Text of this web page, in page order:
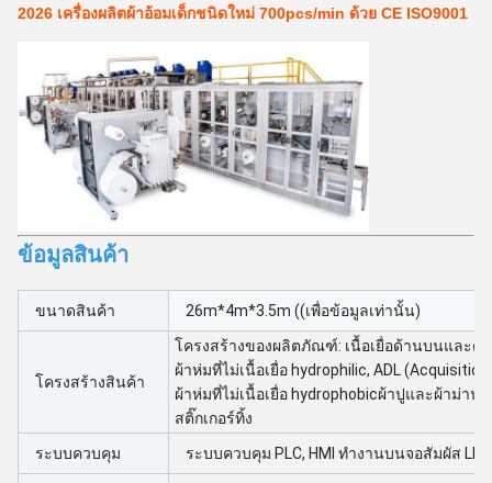
2026 เครื่องผลิตผ้าอ้อมเด็กชนิดใหม่ 700pcs/min ด้วย CE ISO9001
ข้อมูลสินค้า
ขนาดสินค้า 26m*4m*3.5m ((เพื่อข้อมูลเท่านั้น)
โครงสร้างสินค้า
โครงสร้างของผลิตภัณฑ์: เนื้อเยื่อด้านบนและด้า
ผ้าห่มที่ไม่เนื้อเยื่อ hydrophilic, ADL
ผ้าห่มที่ไม่เนื้อเยื่อ hydrophobicผ้าปูและผ้าม่า
สติ๊กเกอร์ทิ้ง
ระบบควบคุม
ระบบควบคุม PLC, HMI ทํางานบนจอสัมผัส